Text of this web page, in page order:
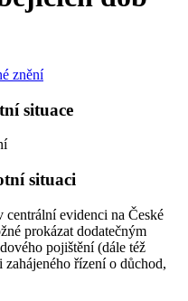
znění
situace
situaci
evidenci na České
prokázat dodatečným
pojištění (dále též
řízení o důchod,